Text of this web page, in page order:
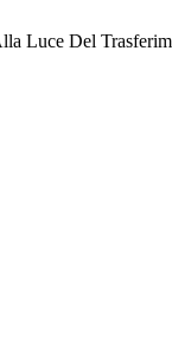
Luce Del